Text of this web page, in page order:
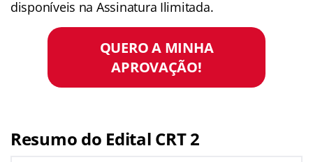
disponíveis na Assinatura Ilimitada.
QUERO A MINHA
APROVAÇÃO!
Resumo do Edital CRT 2